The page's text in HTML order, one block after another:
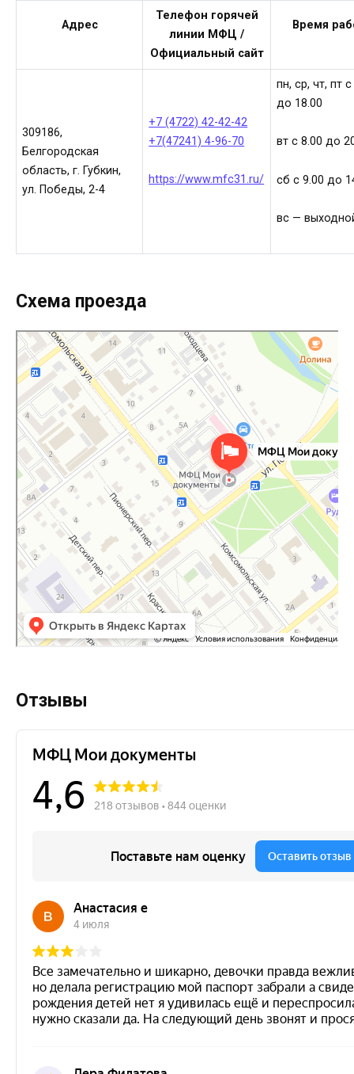
Адрес
Телефон горячей
линии МФЦ /
Официальный сайт
Время
309186,
Белгородская
область, г. Губкин,
ул. Победы, 2-4
+7 (4722) 42-42-42
+7(47241) 4-96-70
https://www.mfc31.ru/
пн, ср, чт, пт
до 18.00
вт с 8.00 до
сб с 9.00 до
вс —
Схема проезда
МФЦ Мои документы
МФЦ в Губкине
Отзывы